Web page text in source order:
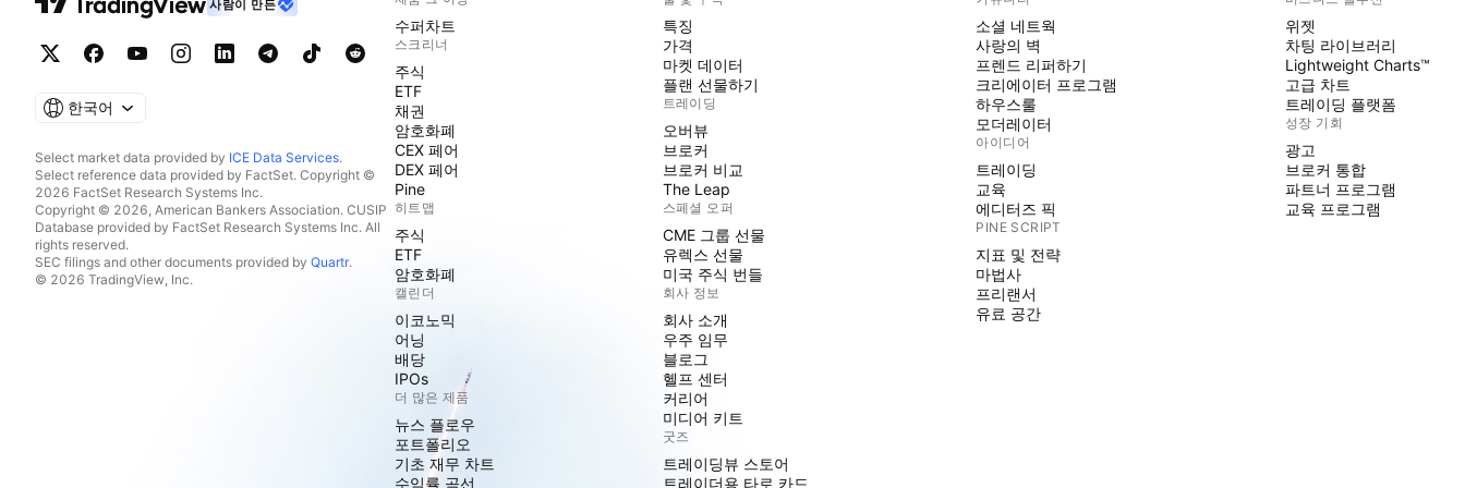
사람이 만든
한국어
Select market data provided by ICE Data Services.
Select reference data provided by FactSet. Copyright ©
2026 FactSet Research Systems Inc.
Copyright © 2026, American Bankers Association. CUSIP
Database provided by FactSet Research Systems Inc. All
rights reserved.
SEC filings and other documents provided by Quartr.
© 2026 TradingView, Inc.
수퍼차트
스크리너
주식
ETF
채권
암호화폐
CEX 페어
DEX 페어
Pine
히트맵
주식
ETF
암호화폐
캘린더
이코노믹
어닝
배당
IPOs
더 많은 제품
뉴스 플로우
포트폴리오
기초 재무 차트
수익률 곡선
특징
가격
마켓 데이터
플랜 선물하기
트레이딩
오버뷰
브로커
브로커 비교
The Leap
스페셜 오퍼
CME 그룹 선물
유렉스 선물
미국 주식 번들
회사 정보
회사 소개
우주 임무
블로그
헬프 센터
커리어
미디어 키트
굿즈
트레이딩뷰 스토어
트레이더용 타로 카드
소셜 네트웍
사랑의 벽
프렌드 리퍼하기
크리에이터 프로그램
하우스룰
모더레이터
아이디어
트레이딩
교육
에디터즈 픽
PINE SCRIPT
지표 및 전략
마법사
프리랜서
유료 공간
위젯
차팅 라이브러리
Lightweight Charts™
고급 차트
트레이딩 플랫폼
성장 기회
광고
브로커 통합
파트너 프로그램
교육 프로그램